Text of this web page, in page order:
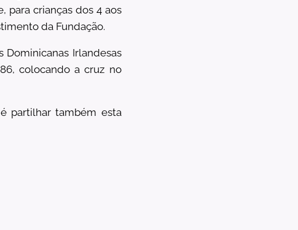
para crianças dos 4 aos
da Fundação.
Dominicanas Irlandesas
colocando a cruz no
partilhar também esta